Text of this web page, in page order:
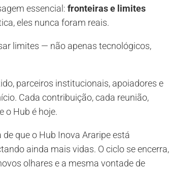
essencial: fronteiras e limites
eles nunca foram reais.
limites — não apenas tecnológicos,
parceiros institucionais, apoiadores e
Cada contribuição, cada reunião,
o Hub é hoje.
que o Hub Inova Araripe está
ainda mais vidas. O ciclo se encerra,
olhares e a mesma vontade de